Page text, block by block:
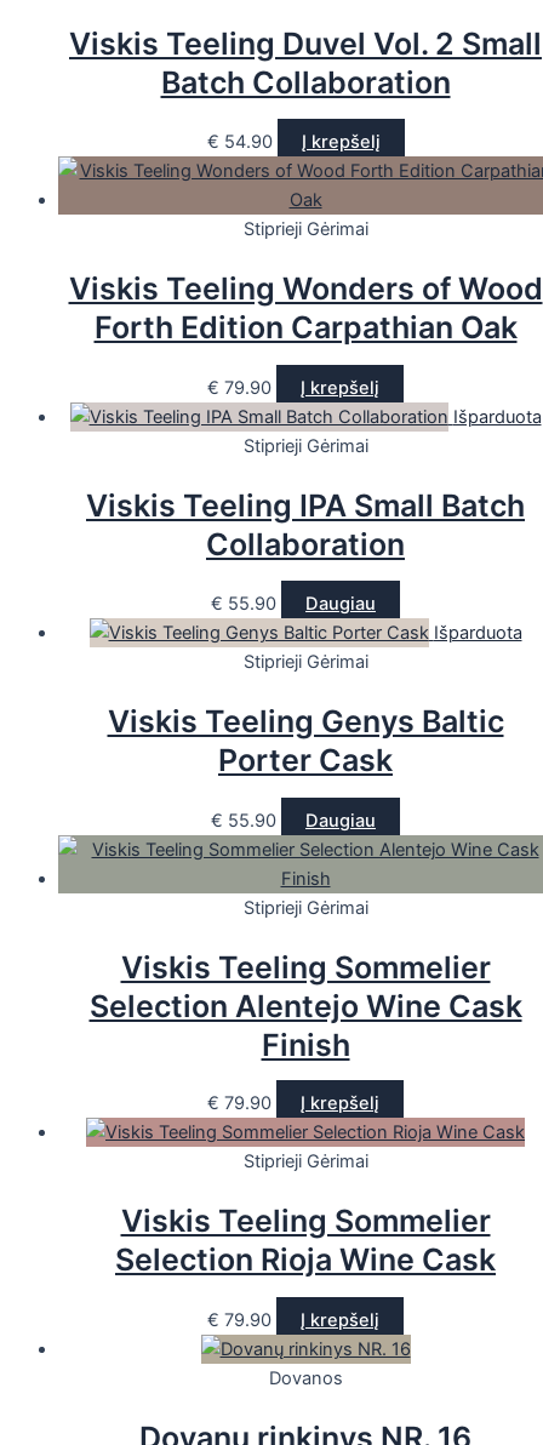
Viskis Teeling Duvel Vol. 2 Small
Batch Collaboration
€ 54.90 Į krepšelį
Stiprieji Gėrimai
Viskis Teeling Wonders of Wood
Forth Edition Carpathian Oak
€ 79.90
Į krepšelį
Išparduota
Stiprieji Gėrimai
Viskis Teeling IPA Small Batch
Collaboration
€ 55.90
Daugiau
Išparduota
Stiprieji Gėrimai
Viskis Teeling Genys Baltic
Porter Cask
€ 55.90 Daugiau
Stiprieji Gėrimai
Viskis Teeling Sommelier
Selection Alentejo Wine Cask
Finish
€ 79.90 Į krepšelį
Stiprieji Gėrimai
Viskis Teeling Sommelier
Selection Rioja Wine Cask
€ 79.90 Į krepšelį
Dovanos
Dovanų rinkinys NR. 16